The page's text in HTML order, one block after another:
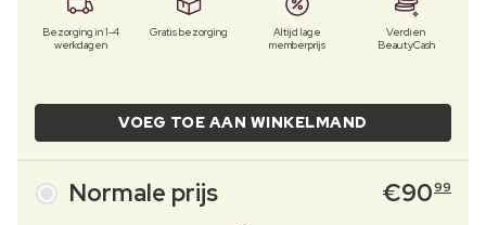
Bezorging in 1-4
werkdagen
Gratis bezorging
Altijd lage
memberprijs
Verdien
BeautyCash
VOEG TOE AAN WINKELMAND
Normale prijs €9099